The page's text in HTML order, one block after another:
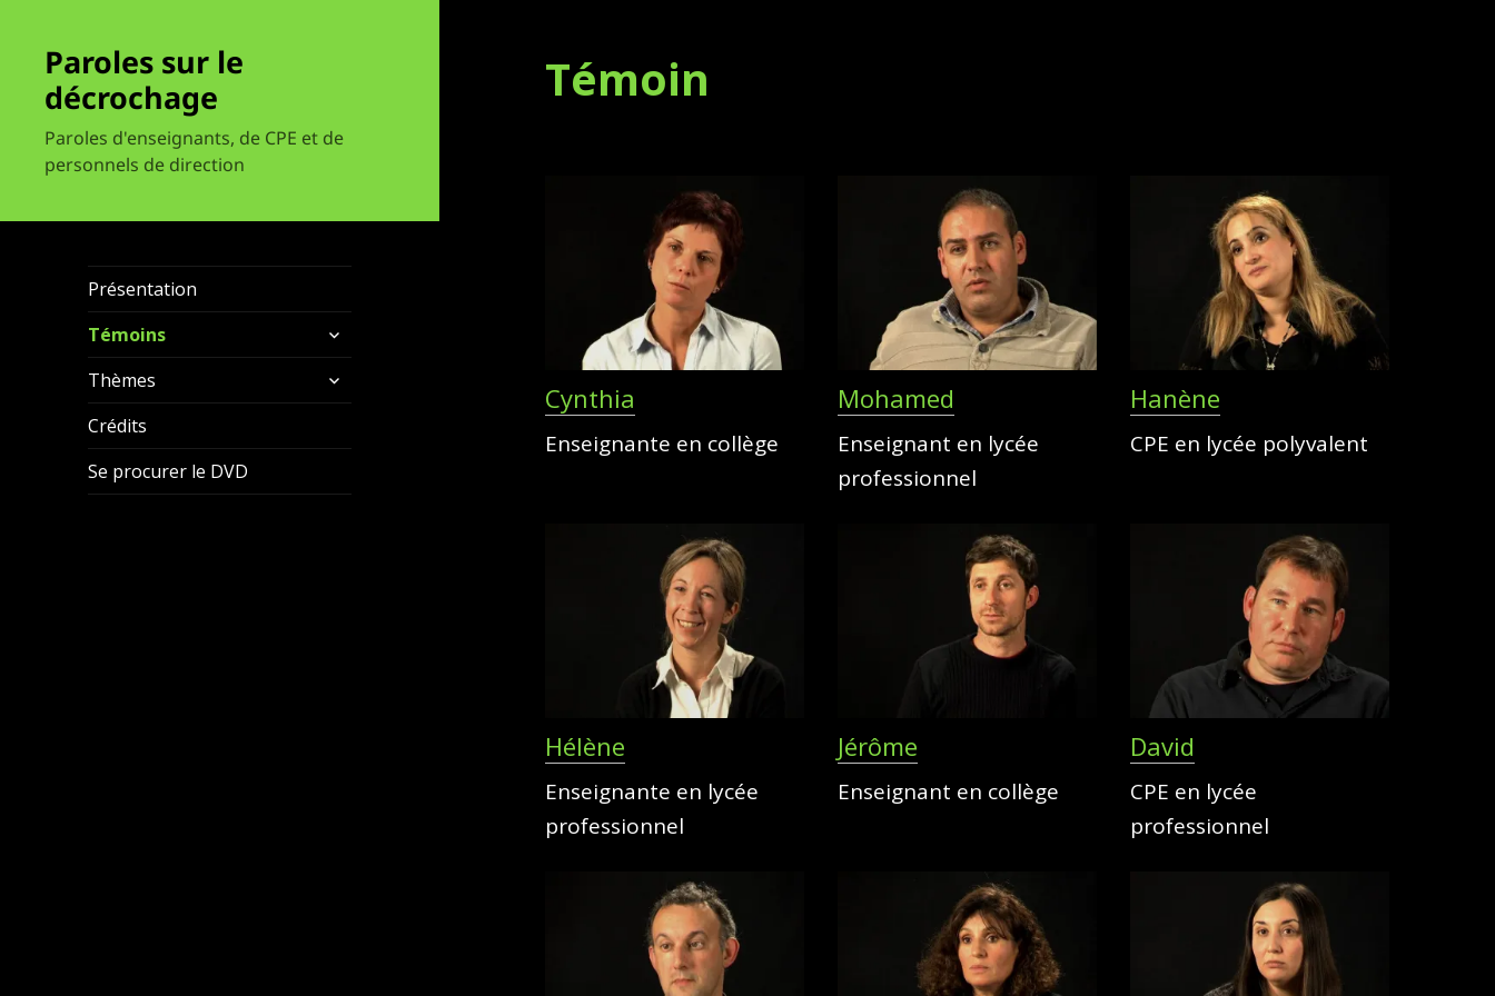
Paroles sur le
décrochage
Paroles d'enseignants, de CPE et de
personnels de direction
Présentation
Témoins
ouvrir
le
sous-
menu
Thèmes
ouvrir
le
menu
Crédits
Se procurer le DVD
Témoin
Cynthia
Enseignante en collège
Mohamed
Enseignant en lycée
professionnel
Hanène
CPE en lycée polyvalent
Hélène
Enseignante en lycée
professionnel
Jérôme
Enseignant en collège
David
CPE en lycée
professionnel